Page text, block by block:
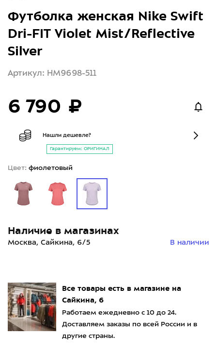
Все товары есть в магазине на
Сайкина, 6
Работаем ежедневно с 10 до 24.
Доставляем заказы по всей России и в
другие страны.
Футболка женская Nike Swift
Dri-FIT Violet Mist/Reflective
Silver
Артикул: HM9698-511
6 790 ₽
Нашли дешевле?
Гарантируем: ОРИГИНАЛ
Цвет: фиолетовый
Наличие в магазинах
Москва, Сайкина, 6/5 В наличии